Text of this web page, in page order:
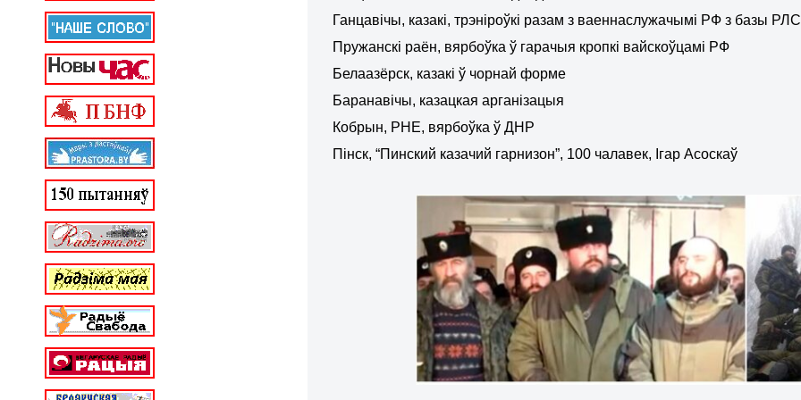
Ганцавічы, казакі, трэніроўкі разам з ваеннаслужачымі РФ з базы РЛС
Пружанскі раён, вярбоўка ў гарачыя кропкі вайскоўцамі РФ
Белаазёрск, казакі ў чорнай форме
Баранавічы, казацкая арганізацыя
Кобрын, РНЕ, вярбоўка ў ДНР
Пінск, “Пинский казачий гарнизон”, 100 чалавек, Ігар Асоскаў